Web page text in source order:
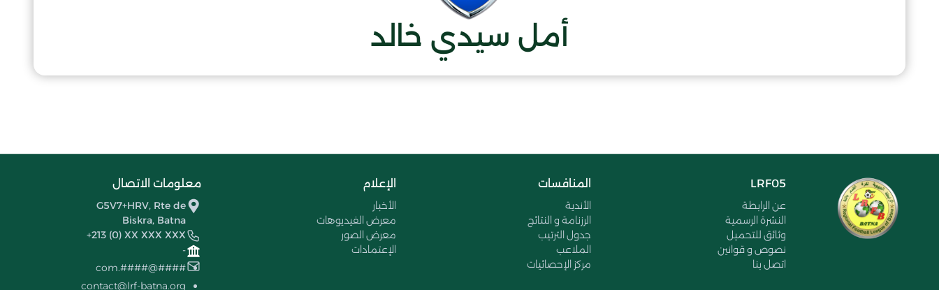
أمل سيدي خالد
LRF05
عن الرابطة
النشرة الرسمية
وثائق للتحميل
نصوص و قوانين
اتصل بنا
المنافسات
الأندية
الرزنامة و النتائج
جدول الترتيب
الملاعب
مركز الإحصائيات
الإعلام
الأخبار
معرض الفيديوهات
معرض الصور
الإعتمادات
معلومات الاتصال
G5V7+HRV, Rte de
Biskra, Batna
+213 (0) XX XXX XXX
-
####@####.com
contact@lrf-batna.org